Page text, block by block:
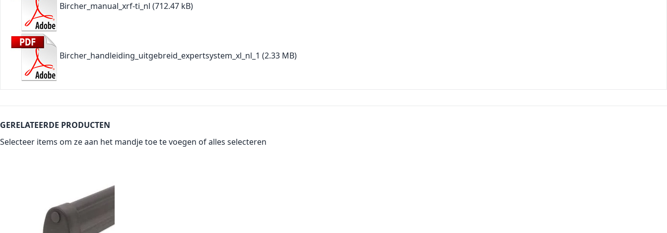
Bircher_manual_xrf-ti_nl (712.47 kB)
Bircher_handleiding_uitgebreid_expertsystem_xl_nl_1 (2.33 MB)
GERELATEERDE PRODUCTEN
Selecteer items om ze aan het mandje toe te voegen ofalles selecteren